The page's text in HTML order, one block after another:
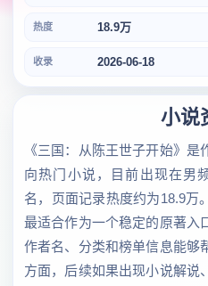
热度 18.9万
收录 2026-06-18
小说
《三国：从陈王世子开始》
向热门小说，目前出现在男
名，页面记录热度约为18.9万
最适合作为一个稳定的原著入
作者名、分类和榜单信息能够
方面，后续如果出现小说解说